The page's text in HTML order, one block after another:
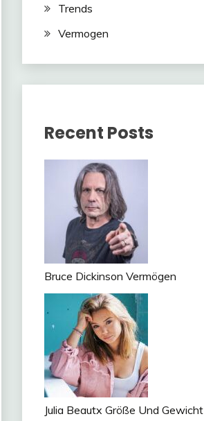
Trends
Vermogen
Recent Posts
Bruce Dickinson Vermögen
Julia Beautx Größe Und Gewicht